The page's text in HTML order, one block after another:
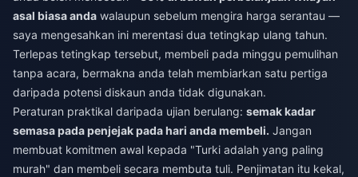
asal biasa anda walaupun sebelum mengira harga serantau —
saya mengesahkan ini merentasi dua tetingkap ulang tahun.
Terlepas tetingkap tersebut, membeli pada minggu pemulihan
tanpa acara, bermakna anda telah membiarkan satu pertiga
daripada potensi diskaun anda tidak digunakan.
Peraturan praktikal daripada ujian berulang: semak kadar
semasa pada penjejak pada hari anda membeli. Jangan
membuat komitmen awal kepada "Turki adalah yang paling
murah" dan membeli secara membuta tuli. Penjimatan itu kekal,